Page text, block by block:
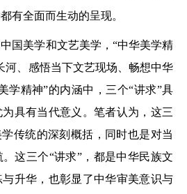
有全面而生动的呈现。
国美学和文艺美学，“中华美学精
河、感悟当下文艺现场、畅想中华
学精神”的内涵中，三个“讲求”具
具有当代意义。笔者认为，这三
传统的深刻概括，同时也是对当
这三个“讲求”，都是中华民族文
升华，也彰显了中华审美意识与